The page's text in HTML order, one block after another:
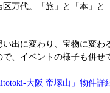
区万代。「旅」と「本」
出に変わり、宝物に変
、イベントの様子も併せ
大阪 帝塚山」 物件詳